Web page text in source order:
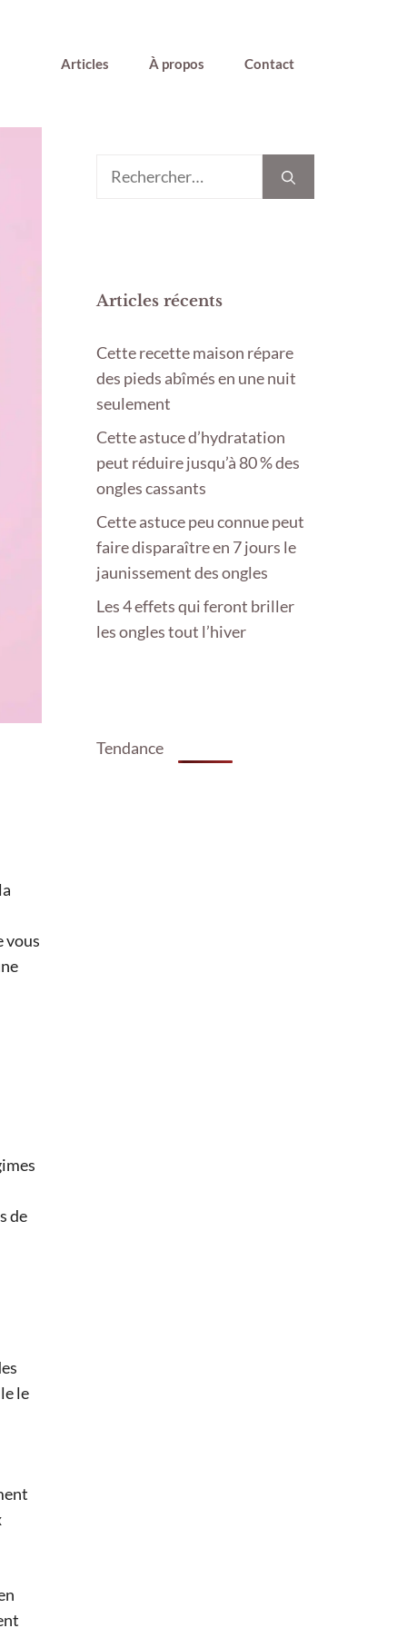
Articles À propos Contact
vous
de
le
Rechercher :
Articles récents
Cette recette maison répare
des pieds abîmés en une nuit
seulement
Cette astuce d’hydratation
peut réduire jusqu’à 80 % des
ongles cassants
Cette astuce peu connue peut
faire disparaître en 7 jours le
jaunissement des ongles
Les 4 effets qui feront briller
les ongles tout l’hiver
Tendance